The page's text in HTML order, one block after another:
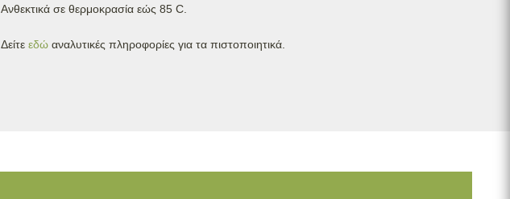
Ανθεκτικά σε θερμοκρασία εώς 85 C.
Δείτε εδώ αναλυτικές πληροφορίες για τα πιστοποιητικά.